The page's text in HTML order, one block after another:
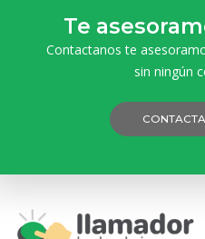
Te
Contactanos te
sin ningún